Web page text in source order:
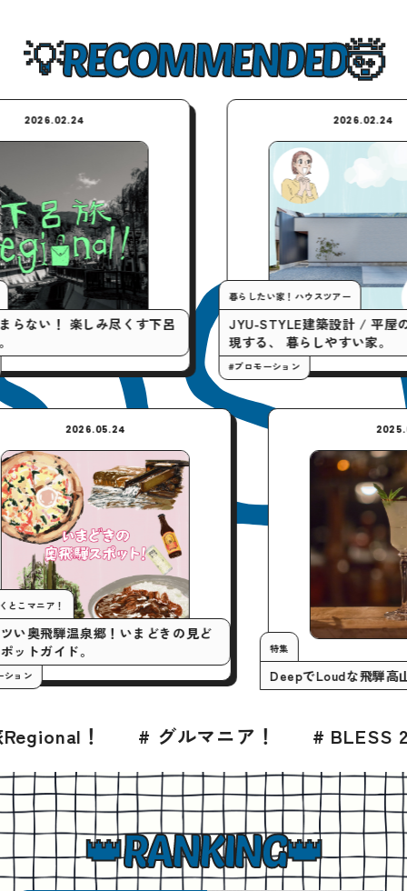
RECOMMENDED
しみ尽くす下呂
暮らしたい家！ハウスツアー
JYU-STYLE建築設計 / 平屋の間取りで実
現する、 暮らしやすい家。
#プロモーション
2026.05.24
今月の行くとこマニア！
いまアツい奥飛騨温泉郷！いまどきの見ど
ころスポットガイド。
#プロモーション DeepでLoud
# グルマニア！ # BLESS 2026年8月号
RANKING